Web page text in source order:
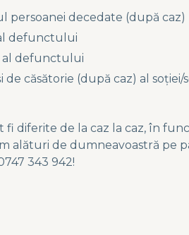
persoanei decedate (după caz)
defunctului
al defunctului
căsătorie (după caz) al
diferite de la caz la caz, în
alături de dumneavoastră pe
343 942!